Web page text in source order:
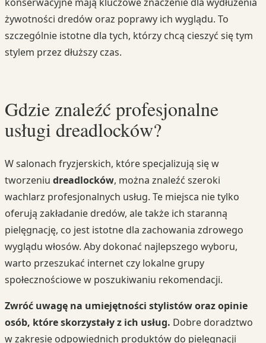
żywotności dredów oraz poprawy ich wyglądu. To
szczególnie istotne dla tych, którzy chcą cieszyć się tym
stylem przez dłuższy czas.
Gdzie znaleźć profesjonalne
usługi dreadlocków?
W salonach fryzjerskich, które specjalizują się w
tworzeniu dreadlocków, można znaleźć szeroki
wachlarz profesjonalnych usług. Te miejsca nie tylko
oferują zakładanie dredów, ale także ich staranną
pielęgnację, co jest istotne dla zachowania zdrowego
wyglądu włosów. Aby dokonać najlepszego wyboru,
warto przeszukać internet czy lokalne grupy
społecznościowe w poszukiwaniu rekomendacji.
Zwróć uwagę na umiejętności stylistów oraz opinie
osób, które skorzystały z ich usług. Dobre doradztwo
w zakresie odpowiednich produktów do pielęgnacji